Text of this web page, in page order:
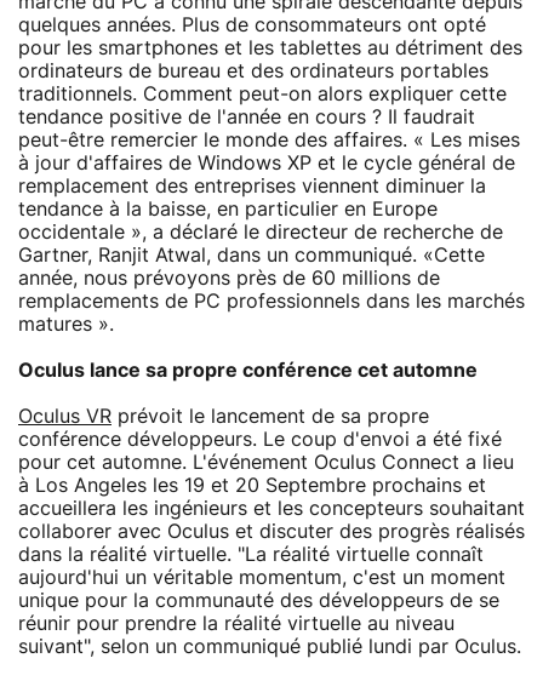
quelques années. Plus de consommateurs ont opté
pour les smartphones et les tablettes au détriment des
ordinateurs de bureau et des ordinateurs portables
traditionnels. Comment peut-on alors expliquer cette
tendance positive de l'année en cours ? Il faudrait
peut-être remercier le monde des affaires. « Les mises
à jour d'affaires de Windows XP et le cycle général de
remplacement des entreprises viennent diminuer la
tendance à la baisse, en particulier en Europe
occidentale », a déclaré le directeur de recherche de
Gartner, Ranjit Atwal, dans un communiqué. «Cette
année, nous prévoyons près de 60 millions de
remplacements de PC professionnels dans les marchés
matures ».
Oculus lance sa propre conférence cet automne
Oculus VR prévoit le lancement de sa propre
conférence développeurs. Le coup d'envoi a été fixé
pour cet automne. L'événement Oculus Connect a lieu
à Los Angeles les 19 et 20 Septembre prochains et
accueillera les ingénieurs et les concepteurs souhaitant
collaborer avec Oculus et discuter des progrès réalisés
dans la réalité virtuelle. "La réalité virtuelle connaît
aujourd'hui un véritable momentum, c'est un moment
unique pour la communauté des développeurs de se
réunir pour prendre la réalité virtuelle au niveau
suivant", selon un communiqué publié lundi par Oculus.